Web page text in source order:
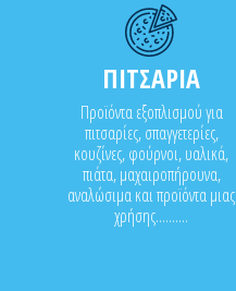
ΠΙΤΣΑΡΙΑ
Προϊόντα εξοπλισμού για
πιτσαρίες, σπαγγετερίες,
κουζίνες, φούρνοι, υαλικά,
πιάτα, μαχαιροπήρουνα,
αναλώσιμα και προϊόντα μιας
χρήσης..........